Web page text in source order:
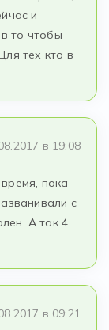
и
то чтобы
тех кто в
в 19:08
пока
с
А так 4
в 09:21